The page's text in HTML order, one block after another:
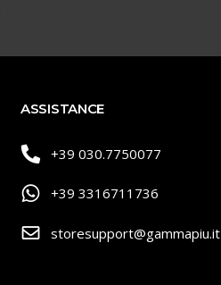
ASSISTANCE
+39 030.7750077
+39 3316711736
storesupport@gammapiu.it